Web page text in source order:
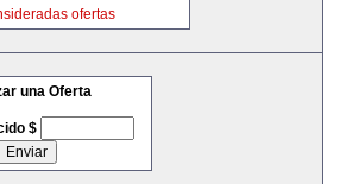
ofertas
una Oferta
$